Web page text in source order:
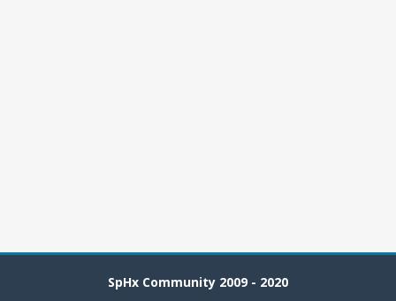
SpHx Community 2009 - 2020